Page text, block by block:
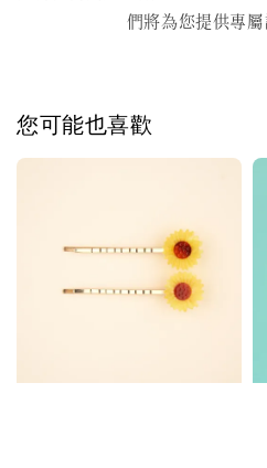
們將為您提供專
您可能也喜歡